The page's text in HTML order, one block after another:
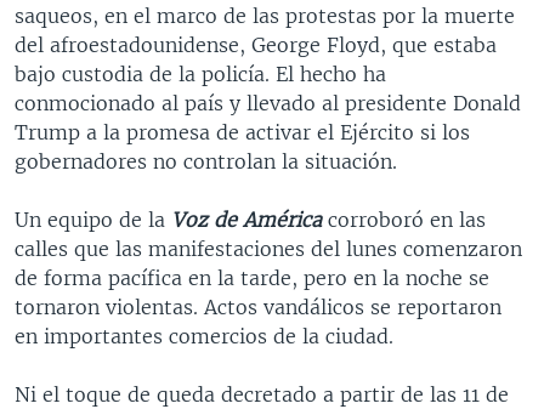
FORO [RADIO]
DEPORTIVO INTERNACIONAL
NOTA ECONÓMICA
ENTRETENIMIENTO
Idiomas
saqueos, en el marco de las protestas por la muerte
del afroestadounidense, George Floyd, que estaba
bajo custodia de la policía. El hecho ha
conmocionado al país y llevado al presidente Donald
Trump a la promesa de activar el Ejército si los
gobernadores no controlan la situación.
Un equipo de la Voz de Américacorroboró en las
calles que las manifestaciones del lunes comenzaron
de forma pacífica en la tarde, pero en la noche se
tornaron violentas. Actos vandálicos se reportaron
en importantes comercios de la ciudad.
Ni el toque de queda decretado a partir de las 11 de